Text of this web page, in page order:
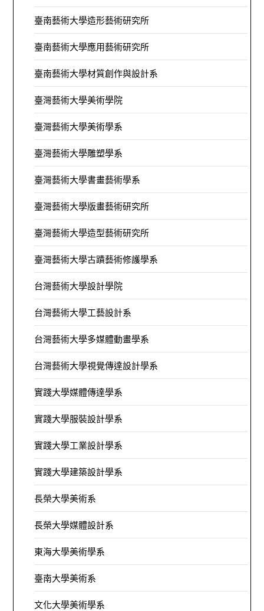
臺南藝術大學造形藝術研究所
臺南藝術大學應用藝術研究所
臺南藝術大學材質創作與設計系
臺灣藝術大學美術學院
臺灣藝術大學美術學系
臺灣藝術大學雕塑學系
臺灣藝術大學書畫藝術學系
臺灣藝術大學版畫藝術研究所
臺灣藝術大學造型藝術研究所
臺灣藝術大學古蹟藝術修護學系
台灣藝術大學設計學院
台灣藝術大學工藝設計系
台灣藝術大學多媒體動畫學系
台灣藝術大學視覺傳達設計學系
實踐大學媒體傳達學系
實踐大學服裝設計學系
實踐大學工業設計學系
實踐大學建築設計學系
長榮大學美術系
長榮大學媒體設計系
東海大學美術學系
臺南大學美術系
文化大學美術學系